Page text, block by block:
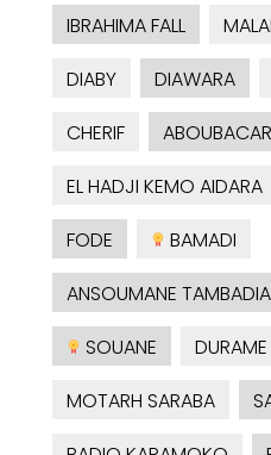
IBRAHIMA FALL
DIABY
DIAWARA
CHERIF
EL HADJI KEMO AIDARA
FODE
BAMADI
ANSOUMANE
SOUANE
DURAME
MOTARH SARABA